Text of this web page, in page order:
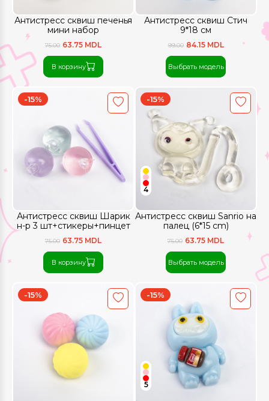
Антистресс сквиш печенья
мини набор
75.00 63.75 MDL
В корзину
Антистресс сквиш Стич
9*18 см
99.00 84.15 MDL
Выбрать модель
Антистресс сквиш Шарик
н-р 3 шт+стикеры+пинцет
-15%
75.00 63.75 MDL
В корзину
Антистресс сквиш Sanrio на
палец (6*15 cm)
-15%
4
75.00 63.75 MDL
Выбрать модель
-15% -15%
5